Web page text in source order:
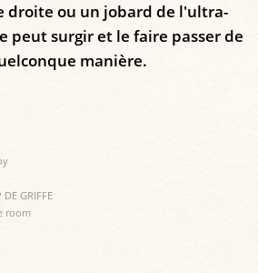
droite ou un jobard de l'ultra-
peut surgir et le faire passer de
manière.
DE GRIFFE
room